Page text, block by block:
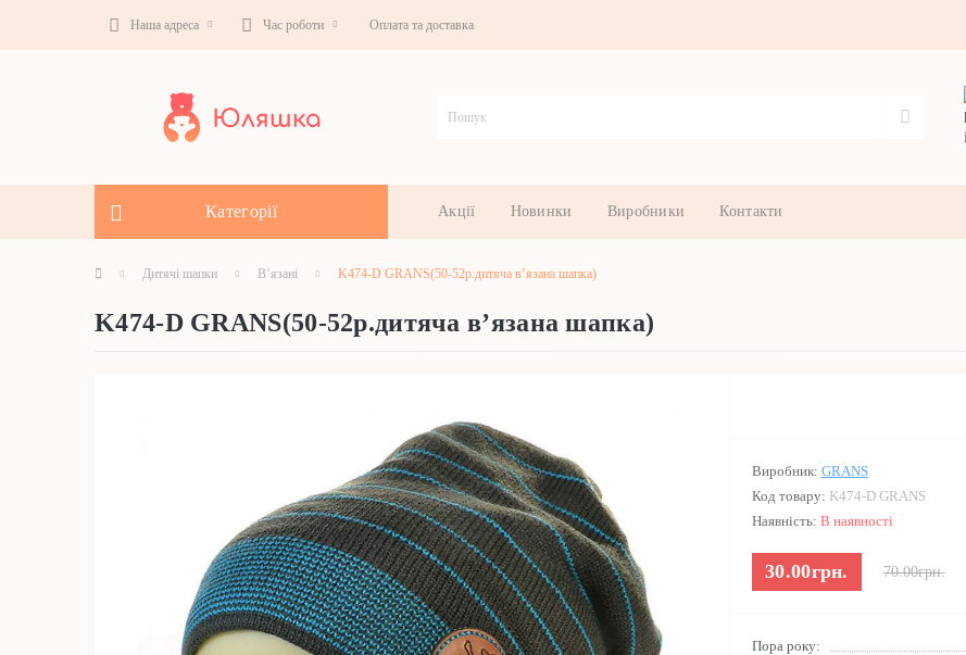
Наша адреса Час роботи Оплата та доставка
Категорії Акції Новинки Виробники Контакти
Дитячі шапки В’язані K474-D GRANS(50-52р.дитяча в’язана шапка)
K474-D GRANS(50-52р.дитяча в’язана шапка)
Виробник: GRANS
Код товару: K474-D GRANS
Наявність: В наявності
30.00грн. 70.00грн.
Пора року: